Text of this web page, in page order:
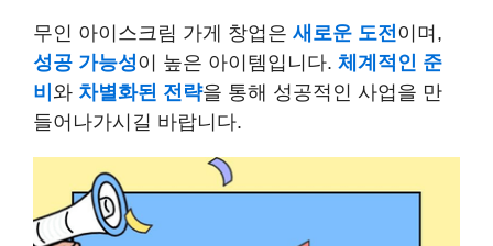
무인 아이스크림 가게 창업은 새로운 도전이며,
성공 가능성이 높은 아이템입니다. 체계적인 준
비 와 차별화된 전략을 통해 성공적인 사업을 만
들어나가시길 바랍니다.